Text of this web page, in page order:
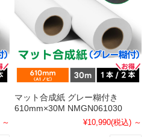
～
マット合成紙 グレー糊付き
610mm×30M NMGN061030
¥10,990(税込) ～